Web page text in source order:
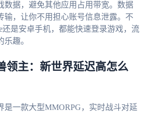
数据，避免其他应用占用带宽。数据
输，让你不用担心账号信息泄露。不
还是安卓手机，都能快速登录游戏，流
趣。
领主：新世界延迟高怎么
是一款大型MMORPG，实时战斗对延